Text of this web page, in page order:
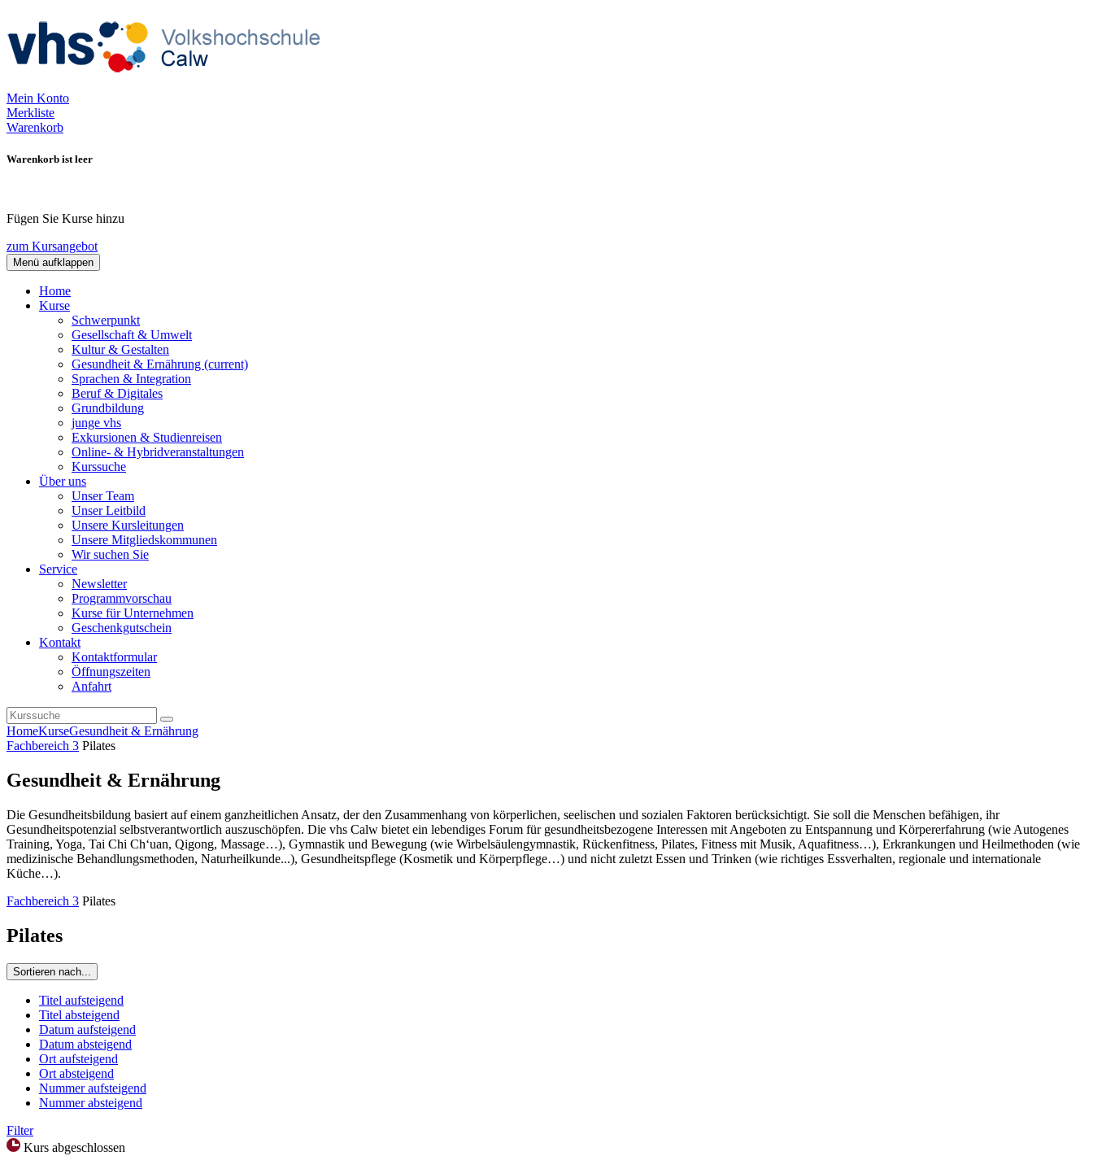
Mein Konto
Merkliste
Warenkorb
Warenkorb ist leer
Fügen Sie Kurse hinzu
zum Kursangebot
Menü aufklappen
Home
Kurse
Schwerpunkt
Gesellschaft & Umwelt
Kultur & Gestalten
Gesundheit & Ernährung (current)
Sprachen & Integration
Beruf & Digitales
Grundbildung
junge vhs
Exkursionen & Studienreisen
Online- & Hybridveranstaltungen
Kurssuche
Über uns
Unser Team
Unser Leitbild
Unsere Kursleitungen
Unsere Mitgliedskommunen
Wir suchen Sie
Service
Newsletter
Programmvorschau
Kurse für Unternehmen
Geschenkgutschein
Kontakt
Kontaktformular
Öffnungszeiten
Anfahrt
HomeKurseGesundheit & Ernährung
Fachbereich 3 Pilates
Gesundheit & Ernährung
Die Gesundheitsbildung basiert auf einem ganzheitlichen Ansatz, der den Zusammenhang von körperlichen, seelischen und sozialen Faktoren berücksichtigt. Sie soll die Menschen befähigen, ihr
Gesundheitspotenzial selbstverantwortlich auszuschöpfen. Die vhs Calw bietet ein lebendiges Forum für gesundheitsbezogene Interessen mit Angeboten zu Entspannung und Körpererfahrung (wie Autogenes
Training, Yoga, Tai Chi Ch‘uan, Qigong, Massage…), Gymnastik und Bewegung (wie Wirbelsäulengymnastik, Rückenfitness, Pilates, Fitness mit Musik, Aquafitness…), Erkrankungen und Heilmethoden (wie
medizinische Behandlungsmethoden, Naturheilkunde...), Gesundheitspflege (Kosmetik und Körperpflege…) und nicht zuletzt Essen und Trinken (wie richtiges Essverhalten, regionale und internationale
Küche…).
Fachbereich 3 Pilates
Pilates
Sortieren nach...
Titel aufsteigend
Titel absteigend
Datum aufsteigend
Datum absteigend
Ort aufsteigend
Ort absteigend
Nummer aufsteigend
Nummer absteigend
Filter
Kurs abgeschlossen